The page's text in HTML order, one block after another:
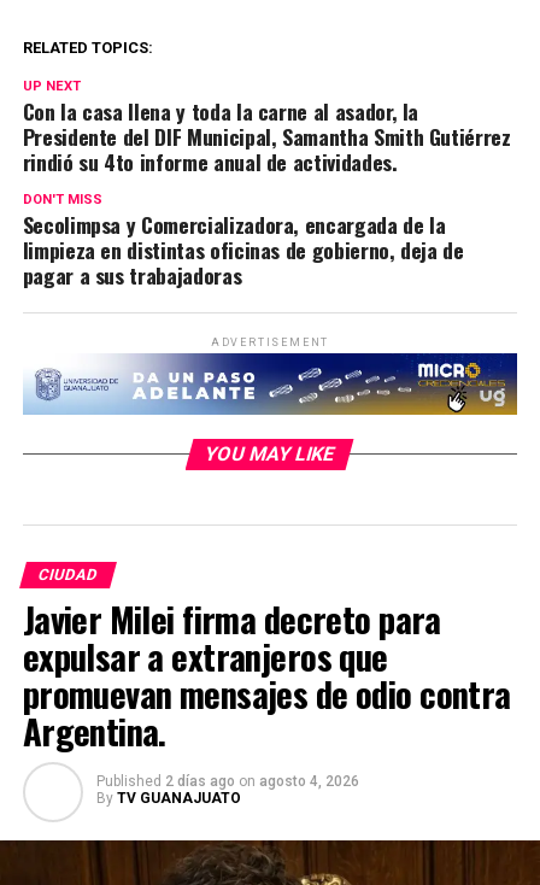
RELATED TOPICS:
UP NEXT
Con la casa llena y toda la carne al asador, la
Presidente del DIF Municipal, Samantha Smith Gutiérrez
rindió su 4to informe anual de actividades.
DON'T MISS
Secolimpsa y Comercializadora, encargada de la
limpieza en distintas oficinas de gobierno, deja de
pagar a sus trabajadoras
ADVERTISEMENT
YOU MAY LIKE
CIUDAD
Javier Milei firma decreto para
expulsar a extranjeros que
promuevan mensajes de odio contra
Argentina.
Published 2 días ago on agosto 4, 2026
By TV GUANAJUATO